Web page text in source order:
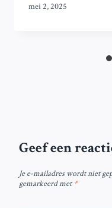
mei 2, 2025
Geef een
Je e-mailadres wordt niet
gemarkeerd met*